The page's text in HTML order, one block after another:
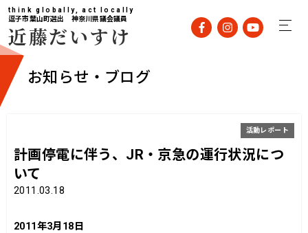
think globally, act locally
逗子市葉山町選出 神奈川県議会議員
近藤だいすけ
お知らせ・ブログ
計画停電に伴う、JR・京急の運行状況につ
いて
2011.03.18
活動レポート
2011年3月18日